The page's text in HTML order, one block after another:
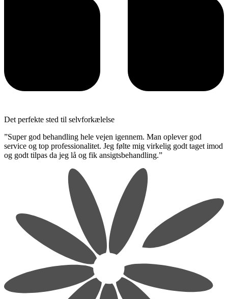
Det perfekte sted til selvforkælelse
​”Super god behandling hele vejen igennem. Man oplever god
service og top professionalitet. Jeg følte mig virkelig godt taget imod
og godt tilpas da jeg lå og fik ansigtsbehandling.”